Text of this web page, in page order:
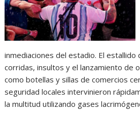
inmediaciones del estadio. El estallido
corridas, insultos y el lanzamiento de
como botellas y sillas de comercios
seguridad locales intervinieron
la multitud utilizando gases